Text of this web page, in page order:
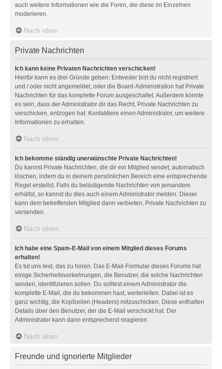
auch weitere Informationen wie die Foren, die diese im Einzelnen
moderieren.
Nach oben
Private Nachrichten
Ich kann keine Privaten Nachrichten verschicken!
Hierfür kann es drei Gründe geben: Entweder bist du nicht registriert
und / oder nicht angemeldet, oder die Board-Administration hat Private
Nachrichten für das komplette Forum ausgeschaltet. Außerdem könnte
es sein, dass der Administrator dir das Recht, Private Nachrichten zu
verschicken, entzogen hat. Kontaktiere einen Administrator, um weitere
Informationen zu erhalten.
Nach oben
Ich bekomme ständig unerwünschte Private Nachrichten!
Du kannst Private Nachrichten, die dir ein Mitglied sendet, automatisch
löschen, indem du in deinem persönlichen Bereich eine entsprechende
Regel erstellst. Falls du belästigende Nachrichten von jemandem
erhältst, so kannst du dies auch einem Administrator melden. Dieser
kann dem betreffenden Mitglied dann verbieten, Private Nachrichten zu
versenden.
Nach oben
Ich habe eine Spam-E-Mail von einem Mitglied dieses Forums
erhalten!
Es tut uns leid, das zu hören. Das E-Mail-Formular dieses Forums hat
einige Sicherheitsvorkehrungen, die Benutzer, die solche Nachrichten
senden, identifizieren sollen. Du solltest einem Administrator die
komplette E-Mail, die du bekommen hast, weiterleiten. Dabei ist es
ganz wichtig, die Kopfzeilen (Headers) mitzuschicken. Diese enthalten
Details über den Benutzer, der die E-Mail verschickt hat. Der
Administrator kann dann entsprechend reagieren.
Nach oben
Freunde und ignorierte Mitglieder